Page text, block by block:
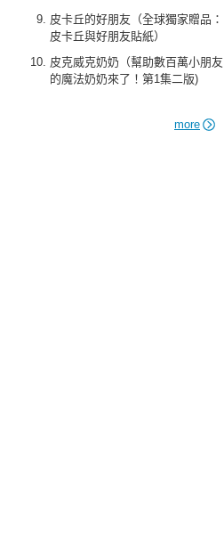
皮卡丘的好朋友（全球獨家贈品：
皮卡丘與好朋友貼紙）
皮克威克奶奶（幫助數百萬小朋友
的魔法奶奶來了！第1集二版)
more